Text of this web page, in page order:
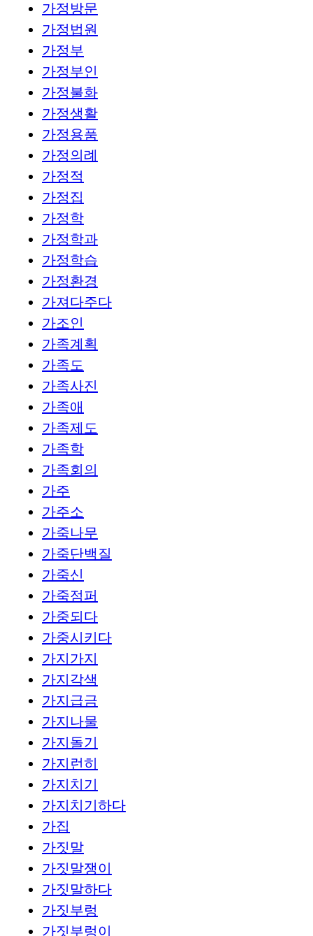
가정방문
가정법원
가정부
가정부인
가정불화
가정생활
가정용품
가정의례
가정적
가정집
가정학
가정학과
가정학습
가정환경
가져다주다
가조인
가족계획
가족도
가족사진
가족애
가족제도
가족학
가족회의
가주
가주소
가죽나무
가죽단백질
가죽신
가죽점퍼
가중되다
가중시키다
가지가지
가지각색
가지급금
가지나물
가지돌기
가지런히
가지치기
가지치기하다
가집
가짓말
가짓말쟁이
가짓말하다
가짓부렁
가짓부렁이